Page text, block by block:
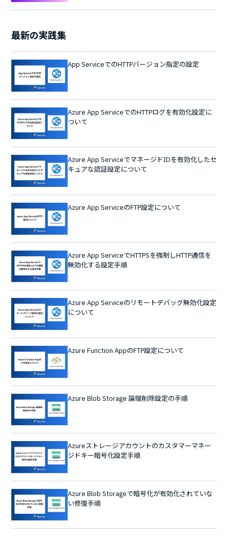
最新の実践集
App ServiceでのHTTPバージョン指定の設定
Azure App ServiceでのHTTPログを有効化設定に
ついて
Azure App ServiceでマネージドIDを有効化したセ
キュアな認証設定について
Azure App ServiceのFTP設定について
Azure App ServiceでHTTPSを強制しHTTP通信を
無効化する設定手順
Azure App Serviceのリモートデバッグ無効化設定
について
Azure Function AppのFTP設定について
Azure Blob Storage 論理削除設定の手順
Azureストレージアカウントのカスタマーマネー
ジドキー暗号化設定手順
Azure Blob Storageで暗号化が有効化されていな
い修復手順